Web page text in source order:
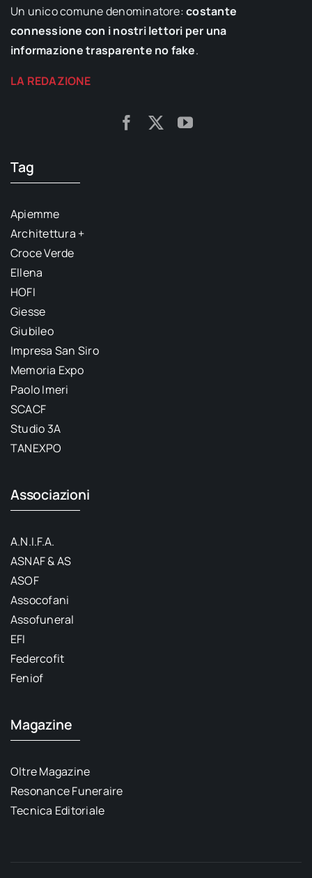
Un unico comune denominatore:costante
connessione con i nostri lettori per una
informazione trasparente no fake.
LA REDAZIONE
Tag
Apiemme
Architettura +
Croce Verde
Ellena
HOFI
Giesse
Giubileo
Impresa San Siro
Memoria Expo
Paolo Imeri
SCACF
Studio 3A
TANEXPO
Associazioni
A.N.I.F.A.
ASNAF & AS
ASOF
Assocofani
Assofuneral
EFI
Federcofit
Feniof
Magazine
Oltre Magazine
Resonance Funeraire
Tecnica Editoriale